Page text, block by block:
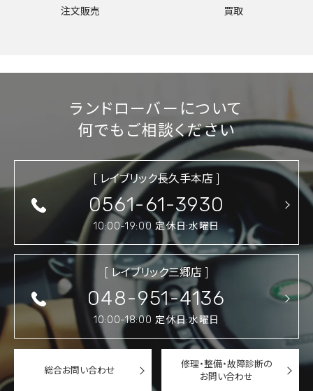
注文販売 買取
ランドローバーについて
何でもご相談ください
[ レイブリック長久手本店 ]
0561-61-3930
10:00-19:00 定休日:水曜日
[ レイブリック三郷店 ]
048-951-4136
10:00-18:00 定休日:水曜日
総合お問い合わせ
修理・整備・故障診断の
お問い合わせ